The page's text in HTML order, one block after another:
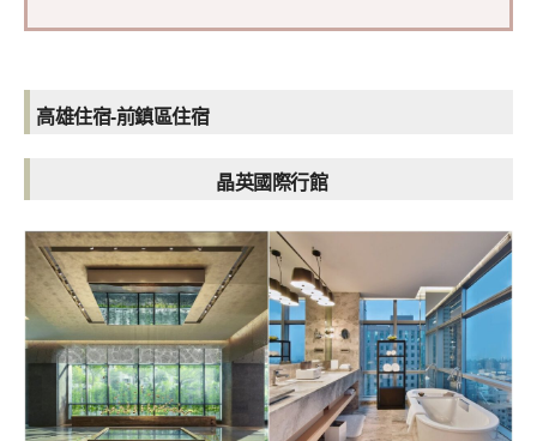
高雄住宿-前鎮區住宿
晶英國際行館